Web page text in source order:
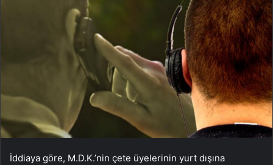
İddiaya göre, M.D.K.’nin çete üyelerinin yurt dışına